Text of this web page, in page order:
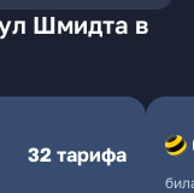
Шмидта в
32 тарифа